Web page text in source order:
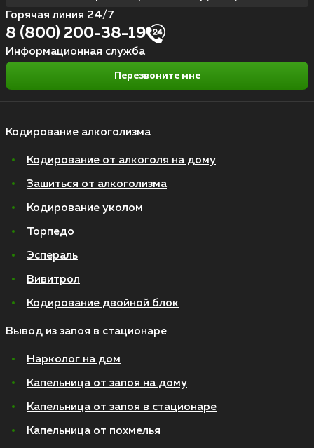
Кодирование алкоголизма
Кодирование от алкоголя на дому
Зашиться от алкоголизма
Кодирование уколом
Торпедо
Эспераль
Вивитрол
Кодирование двойной блок
Вывод из запоя в стационаре
Нарколог на дом
Капельница от запоя на дому
Капельница от запоя в стационаре
Капельница от похмелья
Горячая линия 24/7
8 (800) 200-38-19
Информационная служба
Перезвоните мне